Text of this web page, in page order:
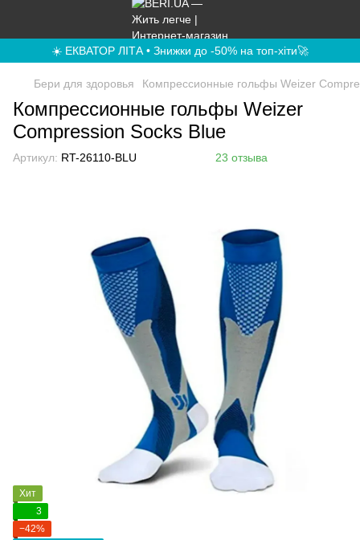
☀️ ЕКВАТОР ЛІТА • Знижки до -50% на топ-хіти🚀
Бери для здоровья Компрессионные гольфы Weizer
Компрессионные гольфы Weizer
Compression Socks Blue
Артикул: RT-26110-BLU 23 отзыва
Хит
3
−42%